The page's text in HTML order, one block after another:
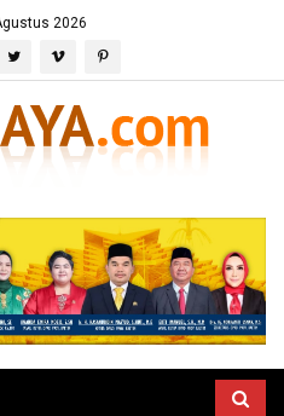
2026